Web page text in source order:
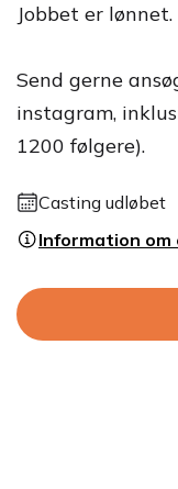
Jobbet er lønnet.
Send gerne
instagram,
1200 følgere).
Casting udløbet
Information om